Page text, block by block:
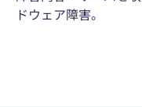
ドウェア障害。